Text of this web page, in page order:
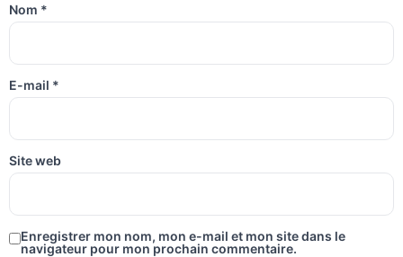
Nom *
E-mail *
Site web
Enregistrer mon nom, mon e-mail et mon site dans le
navigateur pour mon prochain commentaire.